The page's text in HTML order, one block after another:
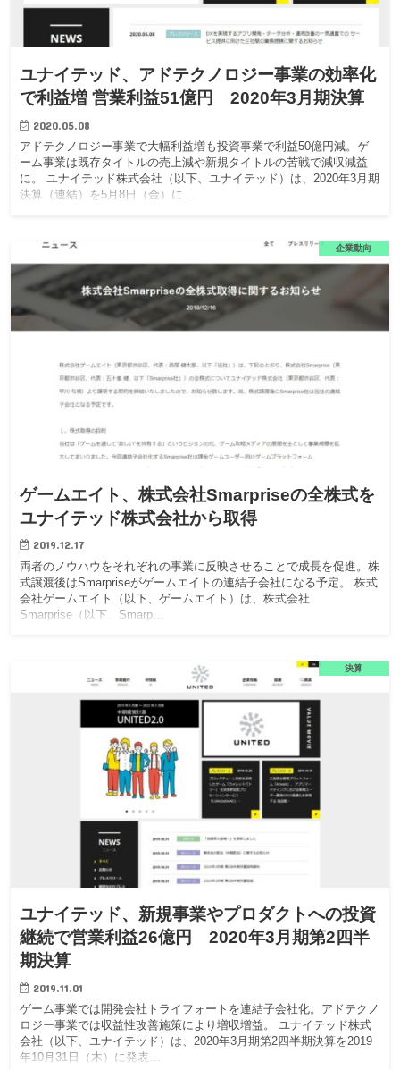
ユナイテッド、アドテクノロジー事業の効率化
で利益増 営業利益51億円 2020年3月期決算
2020.05.08
アドテクノロジー事業で大幅利益増も投資事業で利益50億円減。ゲ
ーム事業は既存タイトルの売上減や新規タイトルの苦戦で減収減益
に。 ユナイテッド株式会社（以下、ユナイテッド）は、2020年3月期
決算（連結）を5月8日（金）に…
企業動向
ゲームエイト、株式会社Smarpriseの全株式を
ユナイテッド株式会社から取得
2019.12.17
両者のノウハウをそれぞれの事業に反映させることで成長を促進。株
式譲渡後はSmarpriseがゲームエイトの連結子会社になる予定。 株式
会社ゲームエイト（以下、ゲームエイト）は、株式会社
Smarprise（以下、Smarp…
決算
ユナイテッド、新規事業やプロダクトへの投資
継続で営業利益26億円 2020年3月期第2四半
期決算
2019.11.01
ゲーム事業では開発会社トライフォートを連結子会社化。アドテクノ
ロジー事業では収益性改善施策により増収増益。 ユナイテッド株式
会社（以下、ユナイテッド）は、2020年3月期第2四半期決算を2019
年10月31日（木）に発表…